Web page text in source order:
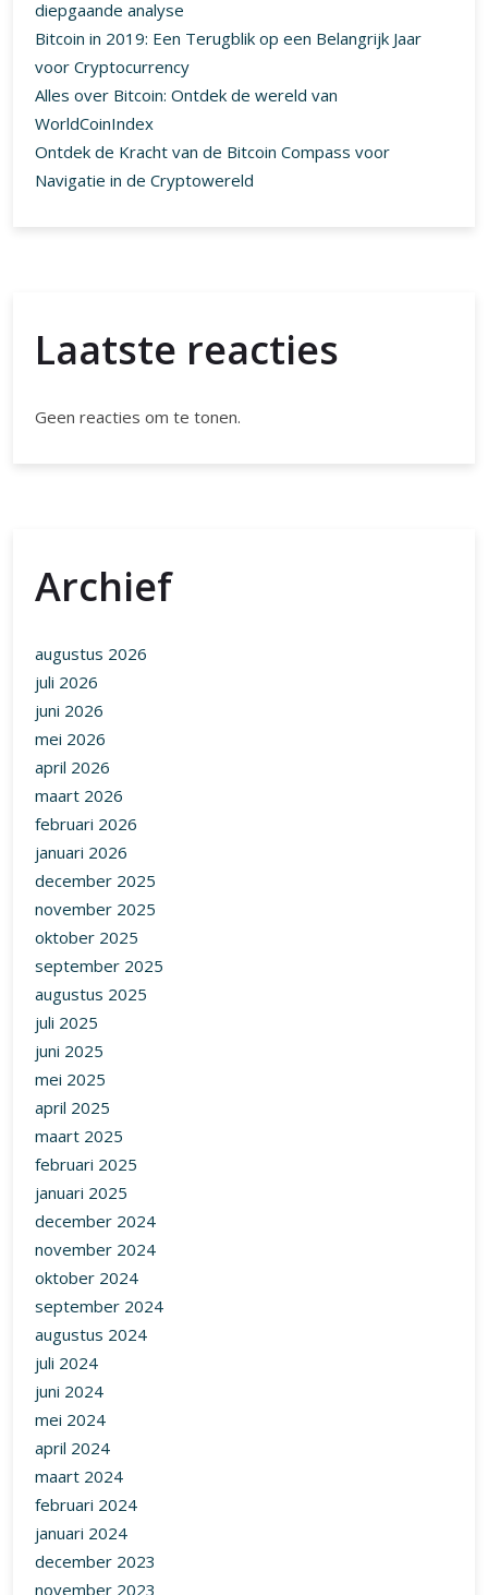
diepgaande analyse
Bitcoin in 2019: Een Terugblik op een Belangrijk Jaar
voor Cryptocurrency
Alles over Bitcoin: Ontdek de wereld van
WorldCoinIndex
Ontdek de Kracht van de Bitcoin Compass voor
Navigatie in de Cryptowereld
Laatste reacties
Geen reacties om te tonen.
Archief
augustus 2026
juli 2026
juni 2026
mei 2026
april 2026
maart 2026
februari 2026
januari 2026
december 2025
november 2025
oktober 2025
september 2025
augustus 2025
juli 2025
juni 2025
mei 2025
april 2025
maart 2025
februari 2025
januari 2025
december 2024
november 2024
oktober 2024
september 2024
augustus 2024
juli 2024
juni 2024
mei 2024
april 2024
maart 2024
februari 2024
januari 2024
december 2023
november 2023